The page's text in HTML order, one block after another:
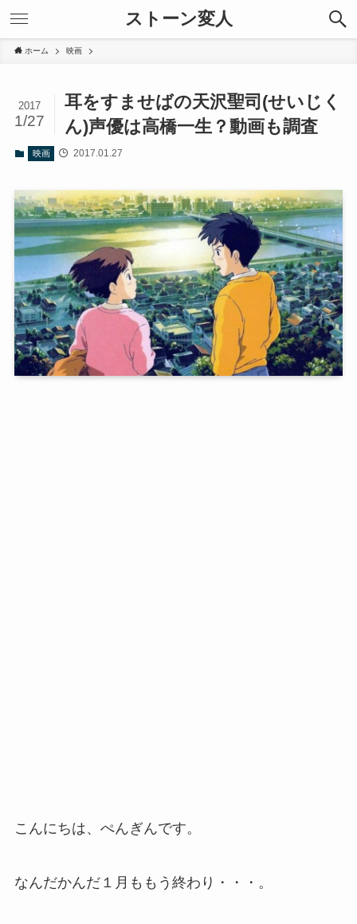
ストーン変人
ホーム 映画
耳をすませばの天沢聖司(せいじく
ん)声優は高橋一生？動画も調査
2017
1/27
映画 2017.01.27
こんにちは、ぺんぎんです。
なんだかんだ１月ももう終わり・・・。